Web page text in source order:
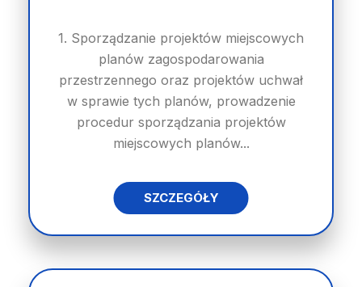
1. Sporządzanie projektów miejscowych
planów zagospodarowania
przestrzennego oraz projektów uchwał
w sprawie tych planów, prowadzenie
procedur sporządzania projektów
miejscowych planów...
SZCZEGÓŁY